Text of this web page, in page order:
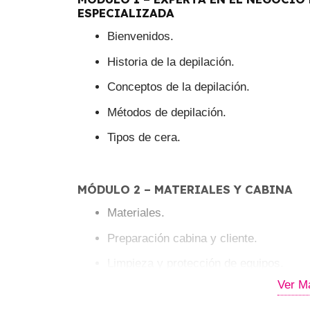
ESPECIALIZADA
Bienvenidos.
Historia de la depilación.
Conceptos de la depilación.
Métodos de depilación.
Tipos de cera.
MÓDULO 2 – MATERIALES Y CABINA
Materiales.
Preparación cabina y cliente.
Limpieza y esterilización de
Ver